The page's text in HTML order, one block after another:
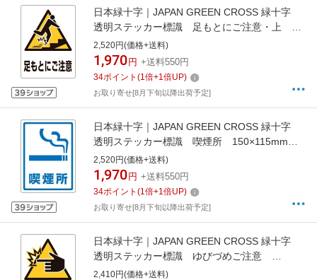
日本緑十字｜JAPAN GREEN CROSS 緑十字
透明ステッカー標識 足もとにご注意・上
150×115mm 5枚組 ガラス用 207111
2,520円(価格+送料)
1,970 円 +送料550円
34ポイント (1倍+1倍UP)
お取り寄せ[8月下旬以降出荷予定]
日本緑十字｜JAPAN GREEN CROSS 緑十字
透明ステッカー標識 喫煙所 150×115mm 5
枚組 ガラス用 207107
2,520円(価格+送料)
1,970 円 +送料550円
34ポイント (1倍+1倍UP)
お取り寄せ[8月下旬以降出荷予定]
日本緑十字｜JAPAN GREEN CROSS 緑十字
透明ステッカー標識 ゆびづめご注意
150×115mm 5枚組 ガラス用 207109
2,410円(価格+送料)